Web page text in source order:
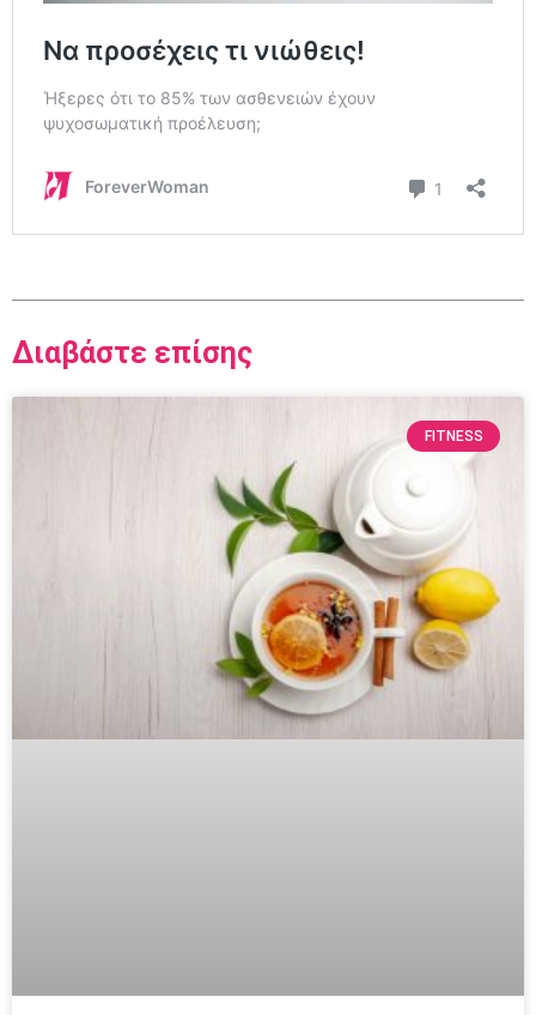
Διαβάστε επίσης
FITNESS